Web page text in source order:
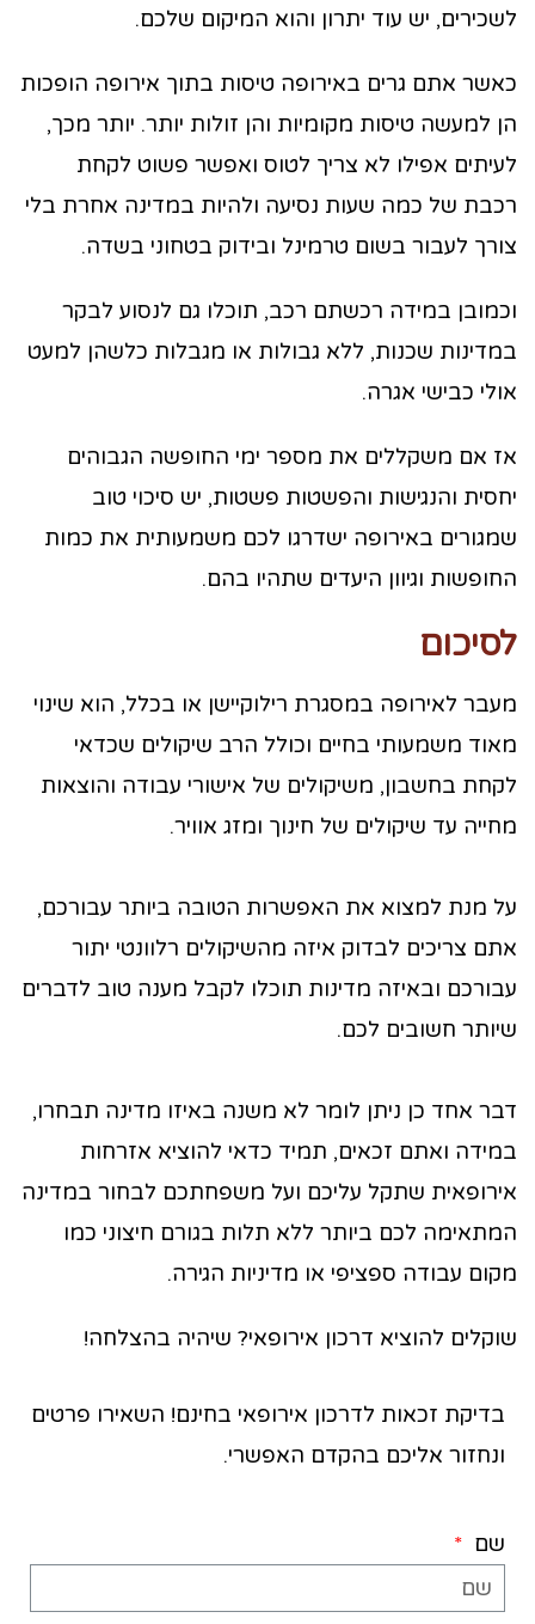
לשכירים, יש עוד יתרון והוא המיקום שלכם.
כאשר אתם גרים באירופה טיסות בתוך אירופה הופכות
הן למעשה טיסות מקומיות והן זולות יותר. יותר מכך,
לעיתים אפילו לא צריך לטוס ואפשר פשוט לקחת
רכבת של כמה שעות נסיעה ולהיות במדינה אחרת בלי
צורך לעבור בשום טרמינל ובידוק בטחוני בשדה.
וכמובן במידה רכשתם רכב, תוכלו גם לנסוע לבקר
במדינות שכנות, ללא גבולות או מגבלות כלשהן למעט
אולי כבישי אגרה.
אז אם משקללים את מספר ימי החופשה הגבוהים
יחסית והנגישות והפשטות פשטות, יש סיכוי טוב
שמגורים באירופה ישדרגו לכם משמעותית את כמות
החופשות וגיוון היעדים שתהיו בהם.
לסיכום
מעבר לאירופה במסגרת רילוקיישן או בכלל, הוא שינוי
מאוד משמעותי בחיים וכולל הרב שיקולים שכדאי
לקחת בחשבון, משיקולים של אישורי עבודה והוצאות
מחייה עד שיקולים של חינוך ומזג אוויר.
על מנת למצוא את האפשרות הטובה ביותר עבורכם,
אתם צריכים לבדוק איזה מהשיקולים רלוונטי יתור
עבורכם ובאיזה מדינות תוכלו לקבל מענה טוב לדברים
שיותר חשובים לכם.
דבר אחד כן ניתן לומר לא משנה באיזו מדינה תבחרו,
במידה ואתם זכאים, תמיד כדאי להוציא אזרחות
אירופאית שתקל עליכם ועל משפחתכם לבחור במדינה
המתאימה לכם ביותר ללא תלות בגורם חיצוני כמו
מקום עבודה ספציפי או מדיניות הגירה.
שוקלים להוציא דרכון אירופאי? שיהיה בהצלחה!
בדיקת זכאות לדרכון אירופאי בחינם! השאירו פרטים
ונחזור אליכם בהקדם האפשרי.
שם